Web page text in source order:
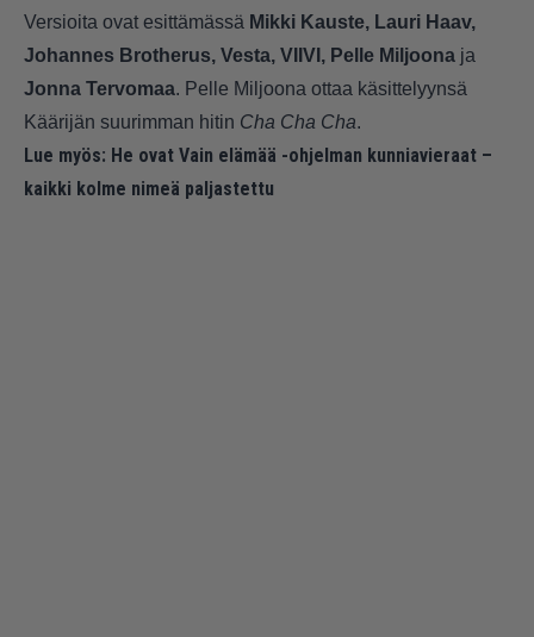
Versioita ovat esittämässä Mikki Kauste, Lauri Haav,
Johannes Brotherus, Vesta, VIIVI, Pelle Miljoona ja
Jonna Tervomaa. Pelle Miljoona ottaa käsittelyynsä
Käärijän suurimman hitin Cha Cha Cha.
Lue myös: He ovat Vain elämää -ohjelman kunniavieraat –
kaikki kolme nimeä paljastettu